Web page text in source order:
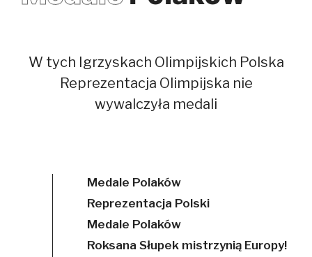
W tych Igrzyskach Olimpijskich Polska
Reprezentacja Olimpijska nie
wywalczyła medali
Medale Polaków
Reprezentacja Polski
Medale Polaków
Roksana Słupek mistrzynią Europy!